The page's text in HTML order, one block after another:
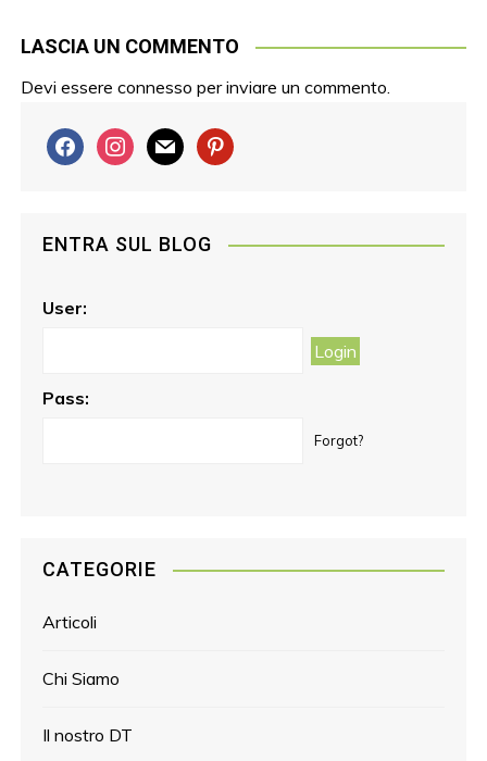
LASCIA UN COMMENTO
Devi essereconnesso per inviare un commento.
f
a
b
o
i
n
a
m
a
p
e
ENTRA SUL BLOG
User:
Pass:
Forgot?
CATEGORIE
Articoli
Chi Siamo
Il nostro DT